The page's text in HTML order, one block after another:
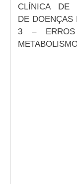
CLÍNICA DE
DE DOENÇAS
3 –